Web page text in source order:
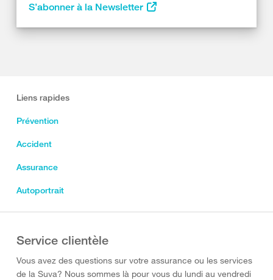
S’abonner à la Newsletter
Liens rapides
Prévention
Accident
Assurance
Autoportrait
Service clientèle
Vous avez des questions sur votre assurance ou les services
de la Suva? Nous sommes là pour vous du lundi au vendredi